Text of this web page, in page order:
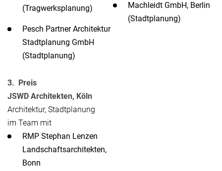
(Tragwerksplanung)
Pesch Partner Architektur
Stadtplanung GmbH
(Stadtplanung)
Machleidt GmbH, Berlin
(Stadtplanung)
3.
Preis
JSWD Architekten, Köln
Architektur, Stadtplanung
im Team mit
RMP Stephan Lenzen
Landschaftsarchitekten,
Bonn